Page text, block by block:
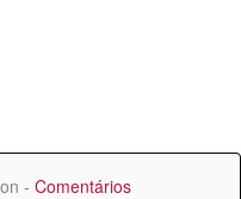
- Comentários